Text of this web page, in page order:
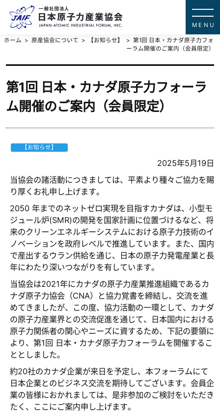
ホーム 原産協会について 【お知らせ】
第1回 日本・カナダ原子力フォ
ーラム開催のご案内（会員限定）
第1回 日本・カナダ原子力フォーラ
ム開催のご案内（会員限定）
【お知らせ】
2025年5月19日
当協会の諸活動につきましては、平素より種々ご協力を賜
り厚くお礼申し上げます。
2050 年までのネットゼロ実現を目指すカナダは、小型モ
ジュール炉(SMR)の開発を国家計画に位置づけるなど、将
来のクリーンエネルギーシステムにおける原子力技術のイ
ノベーションを政府レベルで推進しています。また、国内
で産出するウラン供給を通じ、日本の原子力発電産業と長
年にわたり深いつながりを有しています。
当協会は2021年にカナダの原子力産業推進組織であるカ
ナダ原子力協会（CNA）と協力覚書を締結し、交流を進
めてきましたが、この度、協力活動の一環として、カナダ
の原子力産業界との交流促進を通じて、日本国内における
原子力関係者の関心やニーズに資するため、下記の要領に
より、第1回 日本・カナダ原子力フォーラムを開催するこ
ととしました。
約20社のカナダ企業が来日を予定し、本フォーラムにて
日本企業とのビジネス交流を期待してございます。会員企
業の皆様におかれましては、是非参加のご検討をいただき
たく、ここにご案内申し上げます。